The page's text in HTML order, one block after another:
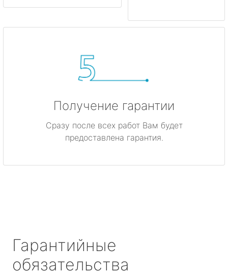
Получение гарантии
Сразу после всех работ Вам будет
предоставлена гарантия.
Гарантийные
обязательства